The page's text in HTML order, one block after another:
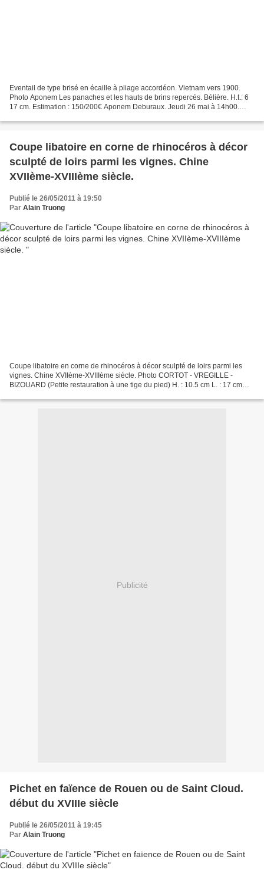
Eventail de type brisé en écaille à pliage accordéon. Vietnam vers 1900.
Photo Aponem Les panaches et les hauts de brins repercés. Bélière. H.t.: 6
17 cm. Estimation : 150/200€ Aponem Deburaux. Jeudi 26 mai à 14h00.
Coupe libatoire en corne de rhinocéros à décor
sculpté de loirs parmi les vignes. Chine
XVIIème-XVIIIème siècle.
Publié le 26/05/2011 à 19:50
Par Alain Truong
Coupe libatoire en corne de rhinocéros à décor sculpté de loirs parmi les
vignes. Chine XVIIème-XVIIIème siècle. Photo CORTOT - VREGILLE -
BIZOUARD (Petite restauration à une tige du pied) H. : 10.5 cm L. : 17 cm
Publicité
Pichet en faïence de Rouen ou de Saint Cloud.
début du XVIIIe siècle
Publié le 26/05/2011 à 19:45
Par Alain Truong